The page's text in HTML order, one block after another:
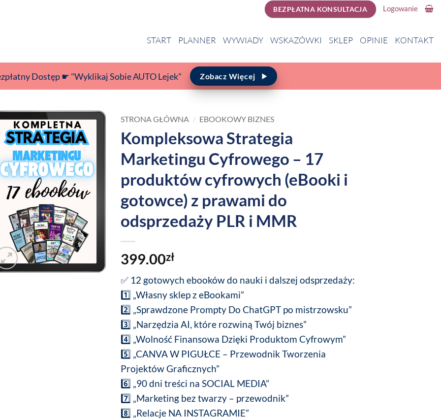
BEZPŁATNA KONSULTACJA Logowanie
START PLANNER WYWIADY WSKAZÓWKI SKLEP OPINIE KONTAKT
Dostęp ☛ "Wyklikaj Sobie AUTO Lejek" Zobacz Więcej
STRONA GŁÓWNA / EBOOKOWY BIZNES
Kompleksowa Strategia
Marketingu Cyfrowego – 17
produktów cyfrowych (eBooki i
gotowce) z prawami do
odsprzedaży PLR i MMR
399.00zł
✅ 12 gotowych ebooków do nauki i dalszej odsprzedaży:
1️⃣ „Własny sklep z eBookami”
2️⃣ „Sprawdzone Prompty Do ChatGPT po mistrzowsku”
3️⃣ „Narzędzia AI, które rozwiną Twój biznes”
4️⃣ „Wolność Finansowa Dzięki Produktom Cyfrowym”
5️⃣ „CANVA W PIGUŁCE – Przewodnik Tworzenia
Projektów Graficznych”
6️⃣ „90 dni treści na SOCIAL MEDIA”
7️⃣ „Marketing bez twarzy – przewodnik”
8️⃣ „Relacje NA INSTAGRAMIE”